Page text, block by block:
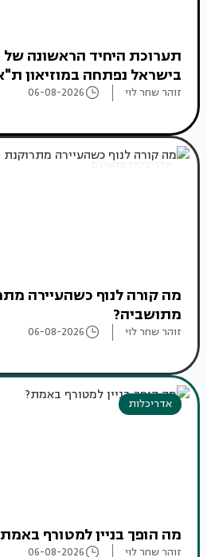
תערוכת היחיד הראשונה של
בישראל נפתחה במוזיאון
זוהר שחר לוי 06-08-2026
אדריכלות מהעולם
מה קורה לנוף כשהעיירה
מתושביה?
זוהר שחר לוי 06-08-2026
אדריכלות
מה הופך בניין למטורף
זוהר שחר לוי 06-08-2026